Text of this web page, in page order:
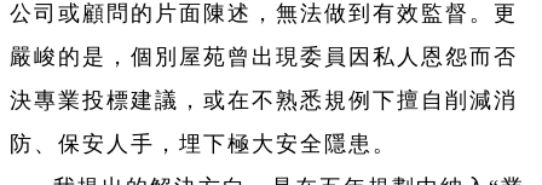
公司或顧問的片面陳述，無法做到有效監督。更
嚴峻的是，個別屋苑曾出現委員因私人恩怨而否
決專業投標建議，或在不熟悉規例下擅自削減消
防、保安人手，埋下極大安全隱患。